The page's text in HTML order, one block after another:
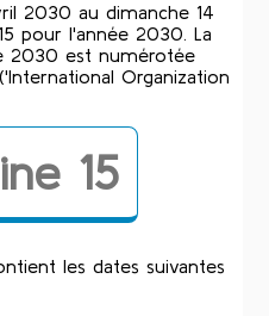
2030 au dimanche 14
pour l'année 2030. La
2030 est numérotée
Organization
15
les dates suivantes